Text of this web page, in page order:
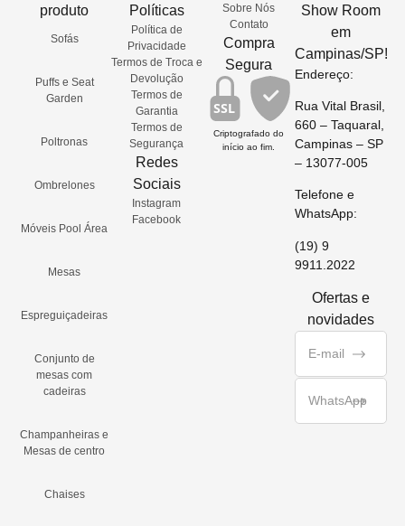
produto
Sofás
Puffs e Seat
Garden
Poltronas
Ombrelones
Móveis Pool Área
Mesas
Espreguiçadeiras
Conjunto de
mesas com
cadeiras
Champanheiras e
Mesas de centro
Chaises
Políticas
Política de
Privacidade
Termos de Troca e
Devolução
Termos de
Garantia
Termos de
Segurança
Redes
Sociais
Instagram
Facebook
Sobre Nós
Contato
Compra
Segura
SSL
Criptografado do
início ao fim.
Show Room
em
Campinas/SP!
Endereço:
Rua Vital Brasil,
660 – Taquaral,
Campinas – SP
– 13077-005
Telefone e
WhatsApp:
(19) 9
9911.2022
Ofertas e
novidades